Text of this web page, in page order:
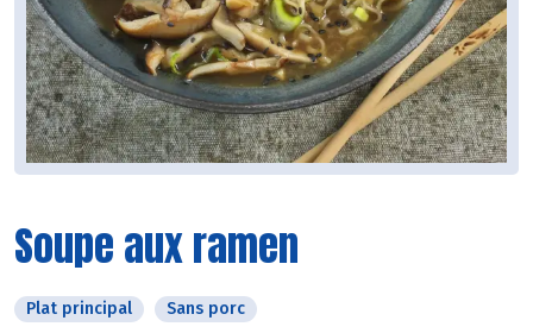
Soupe aux ramen
Plat principal Sans porc